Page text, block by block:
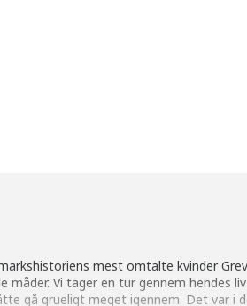
mest omtalte kvinder
Vi tager en tur gennem hendes
gå grueligt meget igennem. Det var i